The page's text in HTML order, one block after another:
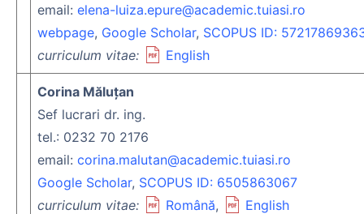
email: elena-luiza.epure@academic.tuiasi.ro
webpage, Google Scholar, SCOPUS ID:
curriculum vitae:
English
Corina Măluţan
Sef lucrari dr. ing.
tel.: 0232 70 2176
email: corina.malutan@academic.tuiasi.ro
Google Scholar‬‬‬‬‬‬‬‬, SCOPUS ID: 6505863067
curriculum vitae:
Română, English